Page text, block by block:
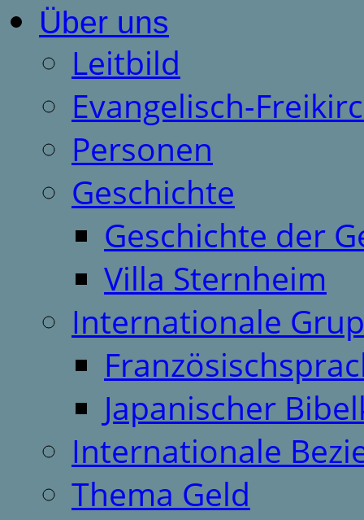
Über uns
Leitbild
Evangelisch-
Personen
Geschichte
Geschichte der
Villa Sternheim
Internationale
Japanischer
Internationale
Thema Geld